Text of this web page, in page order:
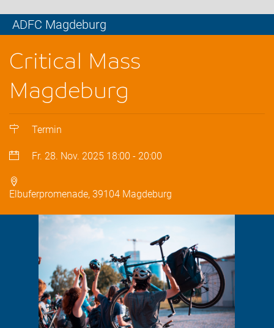
ADFC Magdeburg
Critical Mass
Magdeburg
Termin
Fr. 28. Nov. 2025 18:00 - 20:00
Elbuferpromenade, 39104 Magdeburg